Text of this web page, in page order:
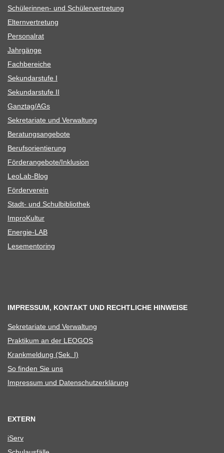
Schü­le­rin­nen- und Schülervertretung
Eltern­ver­tre­tung
Per­so­nal­rat
Jahr­gänge
Fach­be­rei­che
Sekun­dar­stufe I
Sekun­dar­stufe II
Ganztag/​​AGs
Sekre­ta­riate und Verwaltung
Bera­tungs­an­ge­bote
Berufs­ori­en­tie­rung
Förderangebote/​​Inklusion
Leo­Lab-Blog
För­der­ver­ein
Stadt- und Schulbibliothek
Impro­Kul­tur
Ener­­gie-LAB
Lese­men­to­ring
IMPRESSUM, KONTAKT UND RECHTLICHE HINWEISE
Sekre­ta­riate und Verwaltung
Prak­ti­kum an der LEOGOS
Krank­mel­dung (Sek. I)
So fin­den Sie uns
Impres­sum und Datenschutzerklärung
EXTERN
iServ